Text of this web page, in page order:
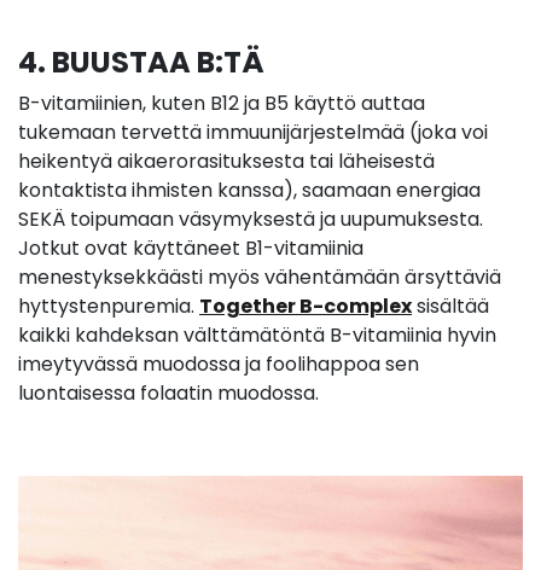
4. BUUSTAA B:TÄ
B-vitamiinien, kuten B12 ja B5 käyttö auttaa
tukemaan tervettä immuunijärjestelmää (joka voi
heikentyä aikaerorasituksesta tai läheisestä
kontaktista ihmisten kanssa), saamaan energiaa
SEKÄ toipumaan väsymyksestä ja uupumuksesta.
Jotkut ovat käyttäneet B1-vitamiinia
menestyksekkäästi myös vähentämään ärsyttäviä
hyttystenpuremia. Together B-complexsisältää
kaikki kahdeksan välttämätöntä B-vitamiinia hyvin
imeytyvässä muodossa ja foolihappoa sen
luontaisessa folaatin muodossa.